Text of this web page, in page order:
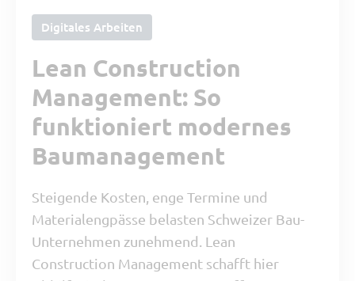
Digitales Arbeiten
Lean Construction
Management: So
funktioniert modernes
Baumanagement
Steigende Kosten, enge Termine und
Materialengpässe belasten Schweizer Bau-
Unternehmen zunehmend. Lean
Construction Management schafft hier